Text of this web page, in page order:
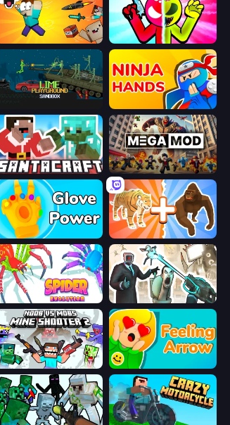
Kick the Noobik 3D Stickman Zombie vs Stickman Hero
Ninja Hands
SantaCraft MegamodGames
Glove Power Animal DNA Run
Spider Evolution: Runner Game Skibidi Toilets: Infection
Mine Shooter 2: Noob vs Mobs Feeling Arrow